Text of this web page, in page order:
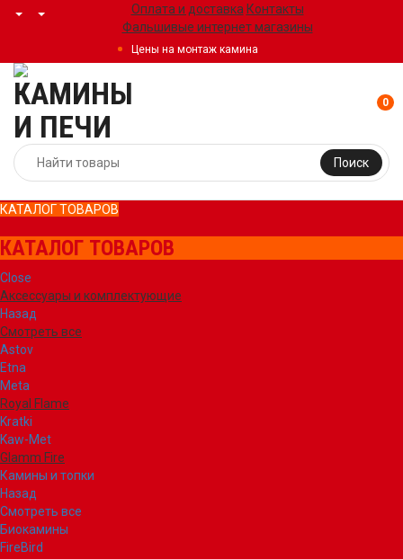
Оплата и доставка Контакты
Фальшивые интернет магазины
Цены на монтаж камина
Поиск
0
КАТАЛОГ ТОВАРОВ
КАТАЛОГ ТОВАРОВ
Close
Аксессуары и комплектующие
Назад
Смотреть все
Astov
Etna
Meta
Royal Flame
Kratki
Kaw-Met
Glamm Fire
Камины и топки
Назад
Смотреть все
Биокамины
FireBird